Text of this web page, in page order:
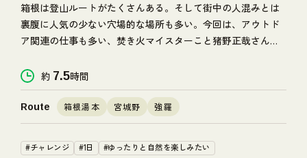
箱根は登山ルートがたくさんある。そして街中の人混みとは
裏腹に人気の少ない穴場的な場所も多い。今回は、アウトド
ア関連の仕事も多い、焚き火マイスターこと猪野正哉さん
登山を楽しむ。だけじゃなく、下山後には箱根ならではのご
褒美も待ち構えている様子。
約 7.5時間
Route 箱根湯本 宮城野 強羅
#チャレンジ #1日 #ゆったりと自然を楽しみたい